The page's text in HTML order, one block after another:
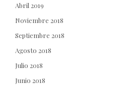
Abril 2019
Noviembre 2018
Septiembre 2018
Agosto 2018
Julio 2018
Junio 2018